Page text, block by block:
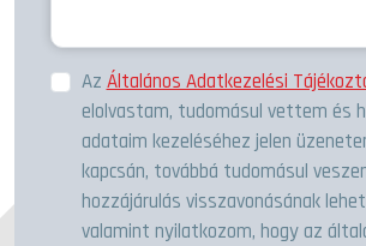
Az Általános Adatkezelési
elolvastam, tudomásul vettem és
adataim kezeléséhez jelen
kapcsán, továbbá tudomásul
hozzájárulás visszavonásának
valamint nyilatkozom, hogy az